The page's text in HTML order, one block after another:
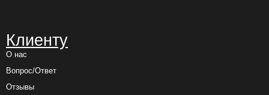
Клиенту
О нас
Вопрос/Ответ
Отзывы